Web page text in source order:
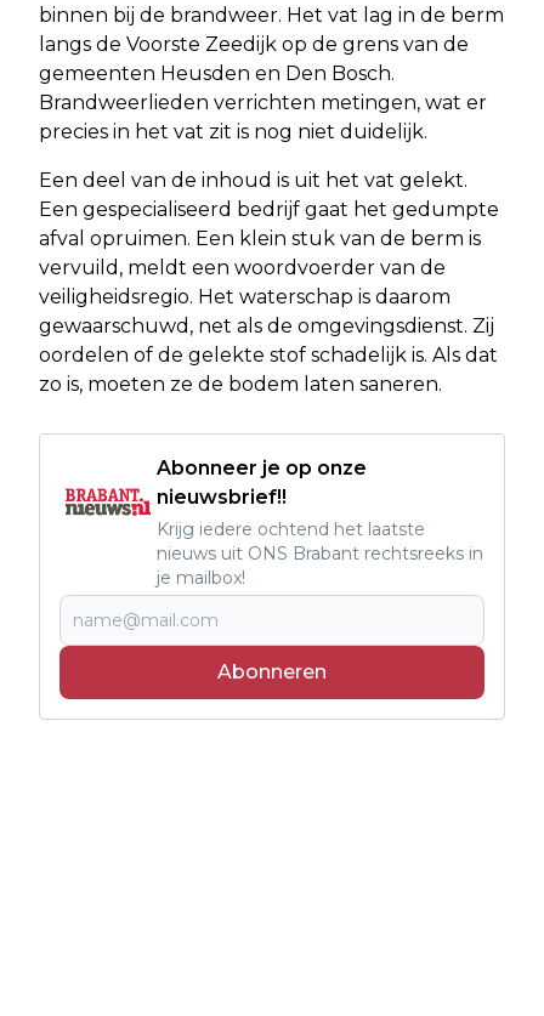
binnen bij de brandweer. Het vat lag in de berm
langs de Voorste Zeedijk op de grens van de
gemeenten Heusden en Den Bosch.
Brandweerlieden verrichten metingen, wat er
precies in het vat zit is nog niet duidelijk.
Een deel van de inhoud is uit het vat gelekt.
Een gespecialiseerd bedrijf gaat het gedumpte
afval opruimen. Een klein stuk van de berm is
vervuild, meldt een woordvoerder van de
veiligheidsregio. Het waterschap is daarom
gewaarschuwd, net als de omgevingsdienst. Zij
oordelen of de gelekte stof schadelijk is. Als dat
zo is, moeten ze de bodem laten saneren.
Abonneer je op onze
nieuwsbrief!!
Krijg iedere ochtend het laatste
nieuws uit ONS Brabant rechtsreeks in
je mailbox!
Abonneren